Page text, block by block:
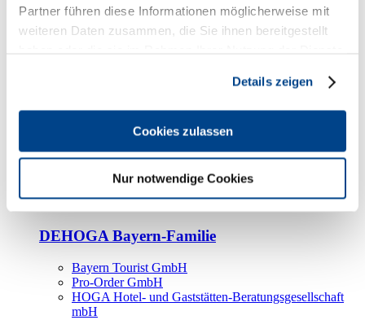
Partner führen diese Informationen möglicherweise mit
weiteren Daten zusammen, die Sie ihnen bereitgestellt
Details zeigen
Cookies zulassen
Nur notwendige Cookies
Kooperationspartner
Tourismusorganisationen
Bayern Tourismus Marketing GmbH
DEHOGA-Familie
Bundesverband
Fachverbände
DEHOGA Bayern-Familie
Bayern Tourist GmbH
Pro-Order GmbH
HOGA Hotel- und Gaststätten-Beratungsgesellschaft
mbH